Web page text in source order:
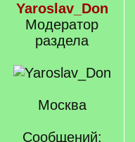
Yaroslav_Don
Модератор
раздела
Москва
Сообщений: